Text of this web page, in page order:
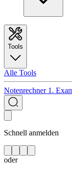
Tools
Alle Tools
Notenrechner 1.
Schnell anmelden
oder